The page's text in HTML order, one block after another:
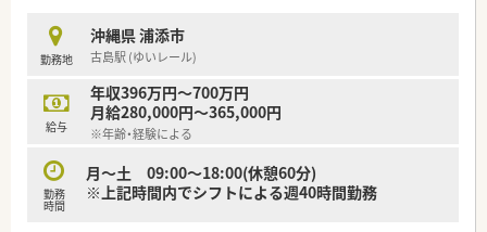
【やりがい/おすすめポイント】
■大手のチェーン薬局とは異なる独自のアットホームな雰囲気
があり、一人ひとりの意見が反映されやすい環境です。
■グループ店舗を巡回するラウンダー業務は変化に富んでおり、
毎日新鮮な気持ちで業務に取り組めるのが魅力です。
■調剤薬局での経験を活かして入社した場合、初年度から年収
勤務地
沖縄県 浦添市
古島駅 (ゆいレール)
給与
年収396万円～700万円
月給280,000円～365,000円
※年齢・経験による
勤務
時間
月～土 09:00～18:00(休憩60分)
※上記時間内でシフトによる週40時間勤務